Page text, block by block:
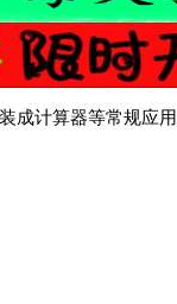
计算器等常规应